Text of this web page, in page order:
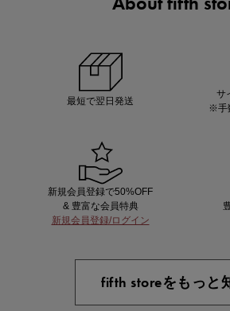
即戦力アイテム続々対象
最短で翌日発送
サ
※手
新規会員登録で50%OFF
& 豊富な会員特典
新規会員登録/ログイン
fifth storeをもっと